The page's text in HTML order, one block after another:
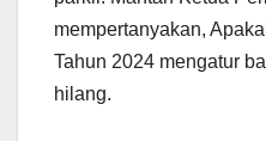
mempertanyakan,
Tahun 2024 mengatur
hilang.